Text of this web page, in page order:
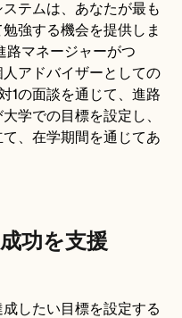
テムは、あなたが最も
強する機会を提供しま
路マネージャーがつ
アドバイザーとしての
1の面談を通じて、進路
学での目標を設定し、
、在学期間を通じてあ
功を支援
したい目標を設定する